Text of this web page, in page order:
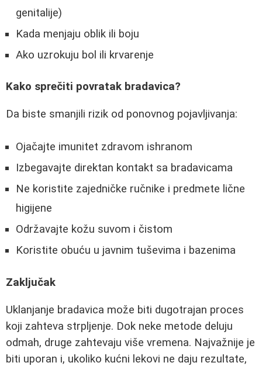
genitalije)
Kada menjaju oblik ili boju
Ako uzrokuju bol ili krvarenje
Kako sprečiti povratak bradavica?
Da biste smanjili rizik od ponovnog pojavljivanja:
Ojačajte imunitet zdravom ishranom
Izbegavajte direktan kontakt sa bradavicama
Ne koristite zajedničke ručnike i predmete lične
higijene
Održavajte kožu suvom i čistom
Koristite obuću u javnim tuševima i bazenima
Zaključak
Uklanjanje bradavica može biti dugotrajan proces
koji zahteva strpljenje. Dok neke metode deluju
odmah, druge zahtevaju više vremena. Najvažnije je
biti uporan i, ukoliko kućni lekovi ne daju rezultate,